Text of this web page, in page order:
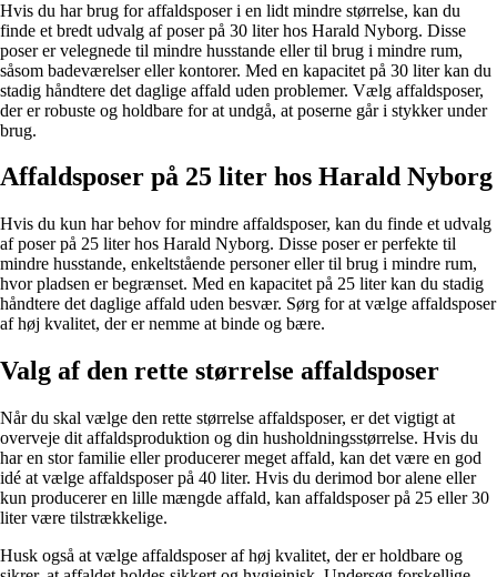
Hvis du har brug for affaldsposer i en lidt mindre størrelse, kan du
finde et bredt udvalg af poser på 30 liter hos Harald Nyborg. Disse
poser er velegnede til mindre husstande eller til brug i mindre rum,
såsom badeværelser eller kontorer. Med en kapacitet på 30 liter kan du
stadig håndtere det daglige affald uden problemer. Vælg affaldsposer,
der er robuste og holdbare for at undgå, at poserne går i stykker under
brug.
Affaldsposer på 25 liter hos Harald Nyborg
Hvis du kun har behov for mindre affaldsposer, kan du finde et udvalg
af poser på 25 liter hos Harald Nyborg. Disse poser er perfekte til
mindre husstande, enkeltstående personer eller til brug i mindre rum,
hvor pladsen er begrænset. Med en kapacitet på 25 liter kan du stadig
håndtere det daglige affald uden besvær. Sørg for at vælge affaldsposer
af høj kvalitet, der er nemme at binde og bære.
Valg af den rette størrelse affaldsposer
Når du skal vælge den rette størrelse affaldsposer, er det vigtigt at
overveje dit affaldsproduktion og din husholdningsstørrelse. Hvis du
har en stor familie eller producerer meget affald, kan det være en god
idé at vælge affaldsposer på 40 liter. Hvis du derimod bor alene eller
kun producerer en lille mængde affald, kan affaldsposer på 25 eller 30
liter være tilstrækkelige.
Husk også at vælge affaldsposer af høj kvalitet, der er holdbare og